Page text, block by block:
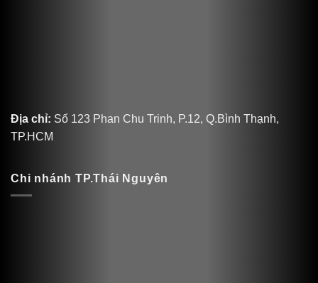
Địa chỉ: Số 123 Phan Chu Trinh, P.12, Q.Bình Thạnh,
TP.HCM
Chi nhánh TP.Thái Nguyên